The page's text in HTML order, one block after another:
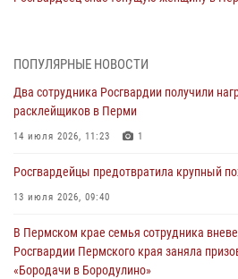
Сотрудники Росгвардии приняли участие
28 июля 2026, 10:44 1
Росгвардейцы оказали силовую
28 июля 2026, 06:15
ведомственной акции «Каникулы с
24 июля 2026, 08:45
ПОПУЛЯРНЫЕ НОВОСТИ
Два сотрудника Росгвардии получили
расклейщиков в Перми
14 июля 2026, 11:23 1
Росгвардейцы предотвратила крупный
13 июля 2026, 09:40
В Пермском крае семья сотрудника
Росгвардии Пермского края заняла
«Бородачи в Бородулино»